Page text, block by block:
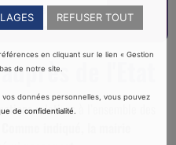
vacances"
de l'Etat
relatives à l’ensemble des
REFUSER TOUT
en cliquant sur le lien « Gestion
de notre site.
vos données personnelles, vous pouvez
de confidentialité.